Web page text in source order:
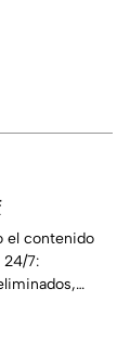
el contenido
24/7:
últimas